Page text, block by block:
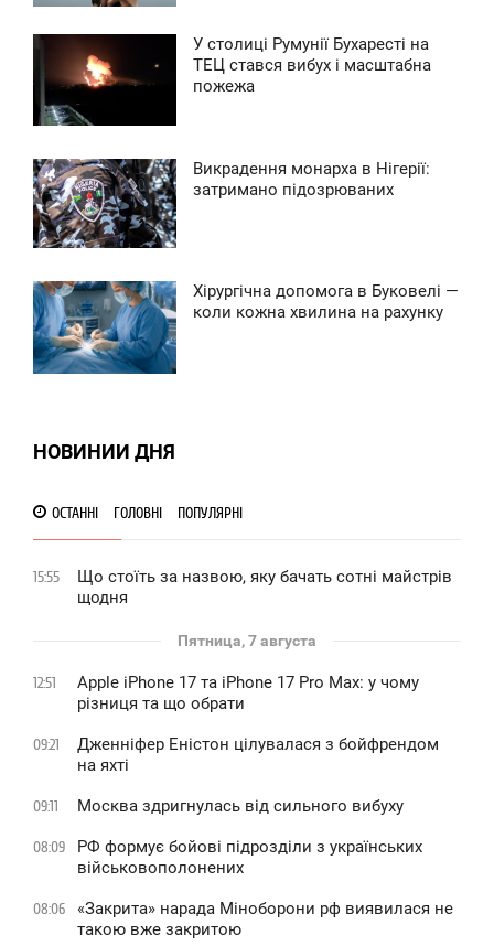
У столиці Румунії Бухаресті на
ТЕЦ стався вибух і масштабна
пожежа
Викрадення монарха в Нігерії:
затримано підозрюваних
Хірургічна допомога в Буковелі —
коли кожна хвилина на рахунку
НОВИНИИ ДНЯ
ОСТАННІ ГОЛОВНІ ПОПУЛЯРНІ
15:55
Що стоїть за назвою, яку бачать сотні майстрів
щодня
Пятница, 7 августа
12:51
Apple iPhone 17 та iPhone 17 Pro Max: у чому
різниця та що обрати
09:21
Дженніфер Еністон цілувалася з бойфрендом
на яхті
09:11 Москва здригнулась від сильного вибуху
08:09
РФ формує бойові підрозділи з українських
військовополонених
08:06
«Закрита» нарада Міноборони рф виявилася не
такою вже закритою